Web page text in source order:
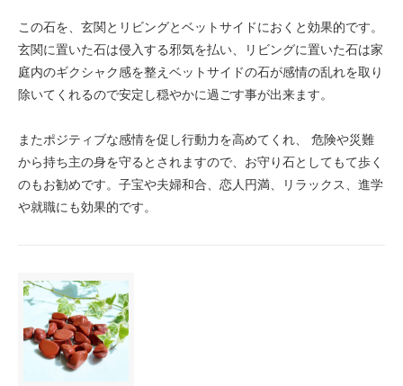
この石を、玄関とリビングとベットサイドにおくと効果的です。
玄関に置いた石は侵入する邪気を払い、リビングに置いた石は家
庭内のギクシャク感を整えベットサイドの石が感情の乱れを取り
除いてくれるので安定し穏やかに過ごす事が出来ます。
またポジティブな感情を促し行動力を高めてくれ、 危険や災難
から持ち主の身を守るとされますので、お守り石としてもて歩く
のもお勧めです。子宝や夫婦和合、恋人円満、リラックス、進学
や就職にも効果的です。